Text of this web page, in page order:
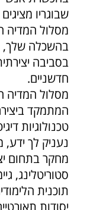
שבוגריו
מסלול המדיה
בהשכלה שלך,
בסביבה
חדשניים.
מסלול המדיה
המתמקד
טכנולוגיות
נעניק לך ידע,
מחקר בתחום
סטוריטלינג,
תוכנית